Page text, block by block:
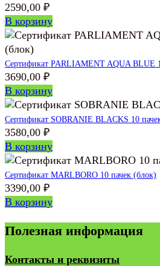
2590,00 ₽
В корзину
Сертификат PARLIAMENT AQUA BLUE
3690,00 ₽
В корзину
Сертификат SOBRANIE BLACKS 10
3580,00 ₽
В корзину
Сертификат MARLBORO 10 пачек (блок)
3390,00 ₽
В корзину
Полезная информация
Контакты и реквизиты